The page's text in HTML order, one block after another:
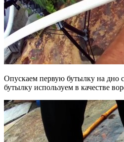
Опускаем первую бутылку на дно
бутылку используем в качестве